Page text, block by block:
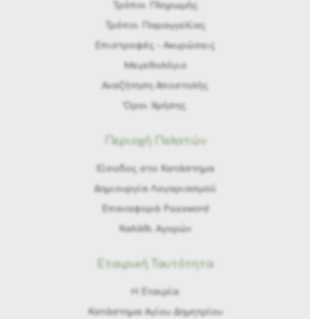
Τρόποι Πληρωμής
Τρόποι Παραγγελίας
Eπιστροφές - Ακυρώσεις
Μεγεθολόγιο
Αναζήτηση Αποστολής
Όροι Χρήσης
Περιοχή Πελατών
Είσοδος στο Κατάστημα
Δημιουργία Λογαριασμού
Επαναφορά Password
Καλάθι Αγορών
Εταιρική Ταυτότητα
H Εταιρία
Κατάστημα Αγίου Δημητρίου